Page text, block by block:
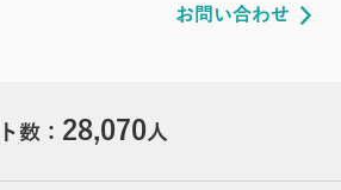
お問い合わせ
数： 28,070人